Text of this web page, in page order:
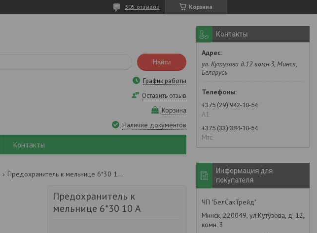
Корзина
305 отзывов
Найти
График работы
Оставить отзыв
Корзина
Наличие документов
Контакты
Предохранитель к мельнице 6*30 10 а
Предохранитель к
мельнице 6*30 10 А
Контакты
ул. Кутузова д.12 комн.3, Минск,
Беларусь
+375 (29) 942-10-54
А1
+375 (33) 384-10-54
Мтс
Информация для
покупателя
ЧП "БелСакТрейд"
Минск, 220049, ул.Кутузова, д. 12,
комн. 3